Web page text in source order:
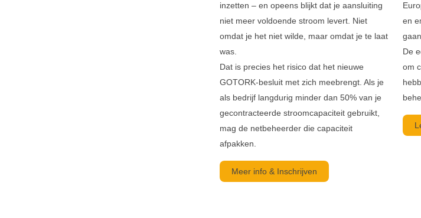
inzetten – en opeens blijkt dat je aansluiting
niet meer voldoende stroom levert. Niet
omdat je het niet wilde, maar omdat je te laat
was.
Dat is precies het risico dat het nieuwe
GOTORK-besluit met zich meebrengt. Als je
als bedrijf langdurig minder dan 50% van je
gecontracteerde stroomcapaciteit gebruikt,
mag de netbeheerder die capaciteit
afpakken.
Meer info & Inschrijven
en
De
om